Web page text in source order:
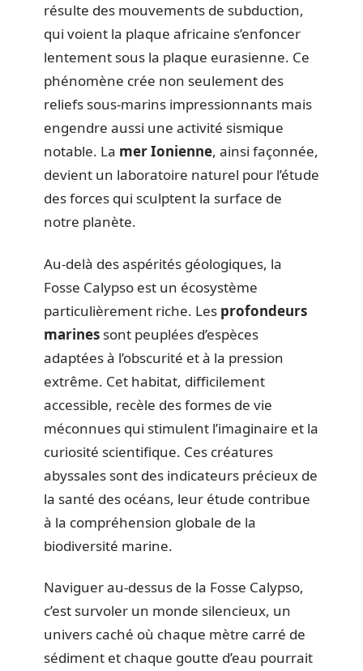
résulte des mouvements de subduction,
qui voient la plaque africaine s’enfoncer
lentement sous la plaque eurasienne. Ce
phénomène crée non seulement des
reliefs sous-marins impressionnants mais
engendre aussi une activité sismique
notable. La mer Ionienne, ainsi façonnée,
devient un laboratoire naturel pour l’étude
des forces qui sculptent la surface de
notre planète.
Au-delà des aspérités géologiques, la
Fosse Calypso est un écosystème
particulièrement riche. Les profondeurs
marines sont peuplées d’espèces
adaptées à l’obscurité et à la pression
extrême. Cet habitat, difficilement
accessible, recèle des formes de vie
méconnues qui stimulent l’imaginaire et la
curiosité scientifique. Ces créatures
abyssales sont des indicateurs précieux de
la santé des océans, leur étude contribue
à la compréhension globale de la
biodiversité marine.
Naviguer au-dessus de la Fosse Calypso,
c’est survoler un monde silencieux, un
univers caché où chaque mètre carré de
sédiment et chaque goutte d’eau pourrait